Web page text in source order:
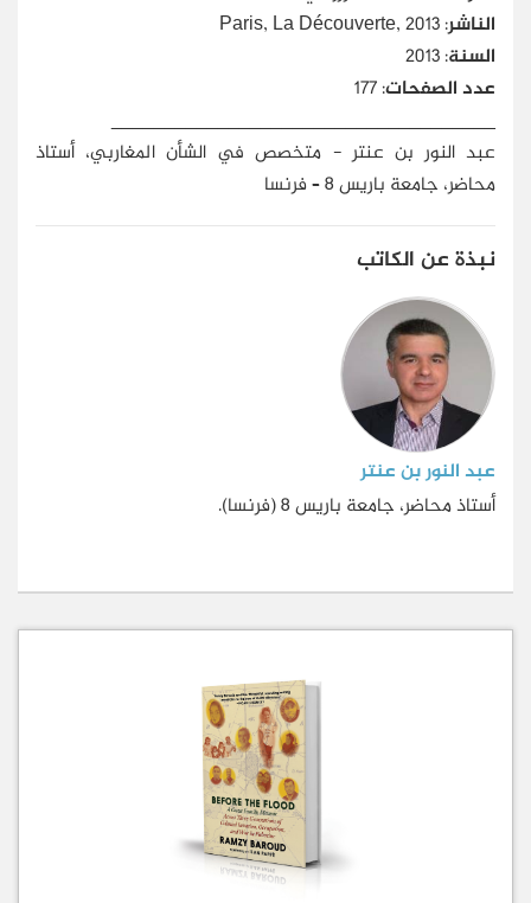
الناشر: Paris, La Découverte, 2013
السنة: 2013
عدد الصفحات: 177
____________________________________
عبد النور بن عنتر - متخصص في الشأن المغاربي، أستاذ
محاضر، جامعة باريس 8 – فرنسا
نبذة عن الكاتب
عبد النور بن عنتر
أستاذ محاضر، جامعة باريس 8 (فرنسا).